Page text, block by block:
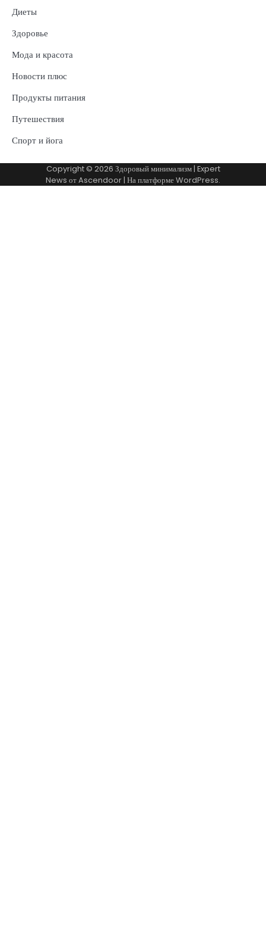
Диеты
Здоровье
Мода и красота
Новости плюс
Продукты питания
Путешествия
Спорт и йога
Copyright © 2026 Здоровый минимализм| Expert
News отAscendoor | На платформеWordPress.